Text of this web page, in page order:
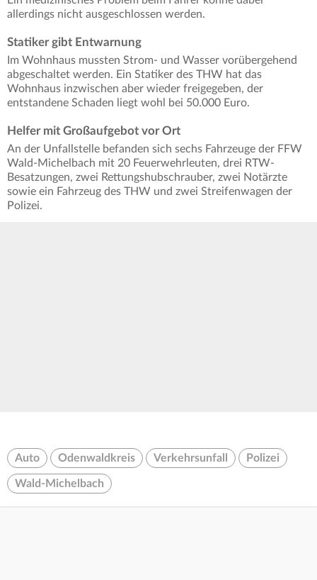
allerdings nicht ausgeschlossen werden.
Statiker gibt Entwarnung
Im Wohnhaus mussten Strom- und Wasser vorübergehend
abgeschaltet werden. Ein Statiker des THW hat das
Wohnhaus inzwischen aber wieder freigegeben, der
entstandene Schaden liegt wohl bei 50.000 Euro.
Helfer mit Großaufgebot vor Ort
An der Unfallstelle befanden sich sechs Fahrzeuge der FFW
Wald-Michelbach mit 20 Feuerwehrleuten, drei RTW-
Besatzungen, zwei Rettungshubschrauber, zwei Notärzte
sowie ein Fahrzeug des THW und zwei Streifenwagen der
Polizei.
Auto Odenwaldkreis Verkehrsunfall Polizei
Wald-Michelbach